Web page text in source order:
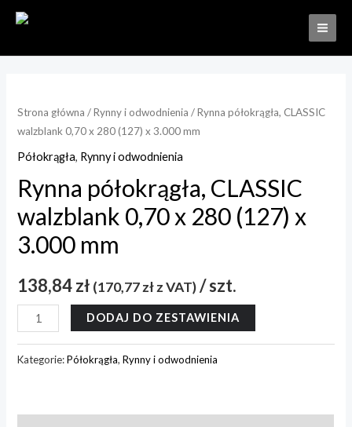
Strona główna /Rynny i odwodnienia / Rynna półokrągła, CLASSIC
walzblank 0,70 x 280 (127) x 3.000 mm
Półokrągła, Rynny i odwodnienia
Rynna półokrągła, CLASSIC
walzblank 0,70 x 280 (127) x
3.000 mm
138,84zł (170,77złz VAT)/ szt.
DODAJ DO ZESTAWIENIA
Kategorie:Półokrągła,Rynny i odwodnienia